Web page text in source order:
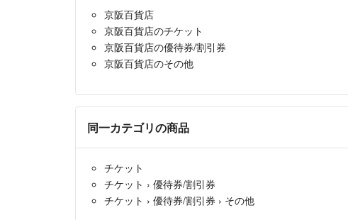
京阪百貨店
京阪百貨店のチケット
京阪百貨店の優待券/割引券
京阪百貨店のその他
同一カテゴリの商品
チケット
チケット › 優待券/割引券
チケット › 優待券/割引券 › その他